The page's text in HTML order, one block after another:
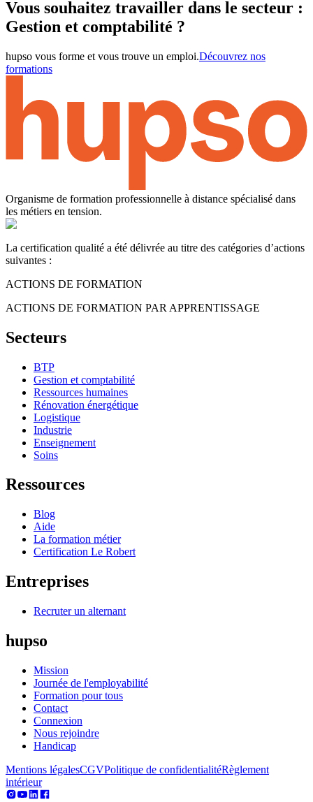
Vous souhaitez travailler dans le secteur :
Gestion et comptabilité ?
hupso vous forme et vous trouve un emploi.Découvrez nos
formations
Organisme de formation professionnelle à distance spécialisé dans
les métiers en tension.
La certification qualité a été délivrée au titre des catégories d’actions
suivantes :
ACTIONS DE FORMATION
ACTIONS DE FORMATION PAR APPRENTISSAGE
Secteurs
BTP
Gestion et comptabilité
Ressources humaines
Rénovation énergétique
Logistique
Industrie
Enseignement
Soins
Ressources
Blog
Aide
La formation métier
Certification Le Robert
Entreprises
Recruter un alternant
hupso
Mission
Journée de l'employabilité
Formation pour tous
Contact
Connexion
Nous rejoindre
Handicap
Mentions légalesCGVPolitique de confidentialitéRèglement
intérieur